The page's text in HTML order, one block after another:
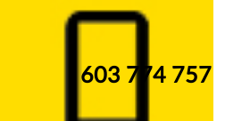
603 774 757